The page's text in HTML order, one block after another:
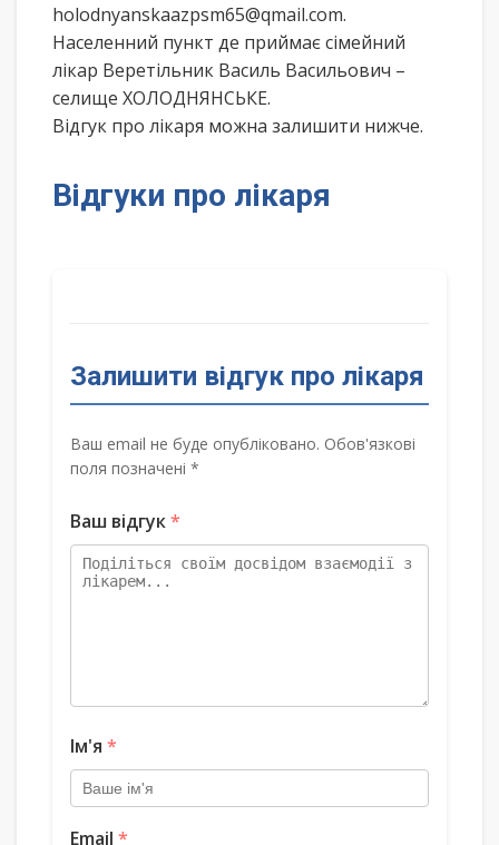
holodnyanskaazpsm65@qmail.com.
Населенний пункт де приймає сімейний
лікар Веретільник Василь Васильович –
селище ХОЛОДНЯНСЬКЕ.
Відгук про лікаря можна залишити нижче.
Відгуки про лікаря
Залишити відгук про лікаря
Ваш email не буде опубліковано. Обов'язкові
поля позначені *
Ваш відгук*
Ім'я *
Email *